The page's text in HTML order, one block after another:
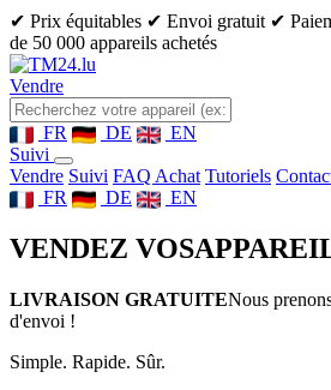
✔ Prix équitables ✔ Envoi gratuit ✔
de 50 000 appareils achetés
Vendre
FR DE
EN
Suivi
Vendre Suivi FAQ Achat Tutoriels
FR
DE EN
VENDEZ VOS
LIVRAISON GRATUITENous
d'envoi !
Simple. Rapide. Sûr.